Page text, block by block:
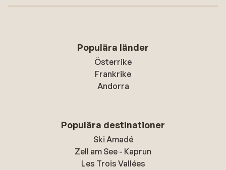
Populära länder
Österrike
Frankrike
Andorra
Populära destinationer
Ski Amadé
Zell am See - Kaprun
Les Trois Vallées